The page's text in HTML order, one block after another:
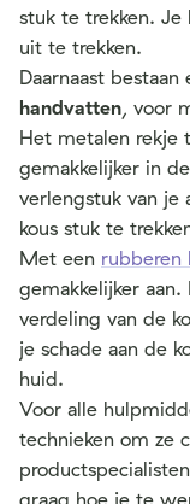
stuk te trekken. Je
uit te trekken.
Daarnaast bestaan
handvatten, voor
Het metalen rekje
gemakkelijker in
verlengstuk van
kous stuk te
Met een rubberen
gemakkelijker
verdeling van de
je schade aan de
huid.
Voor alle
technieken om ze
graag hoe je te